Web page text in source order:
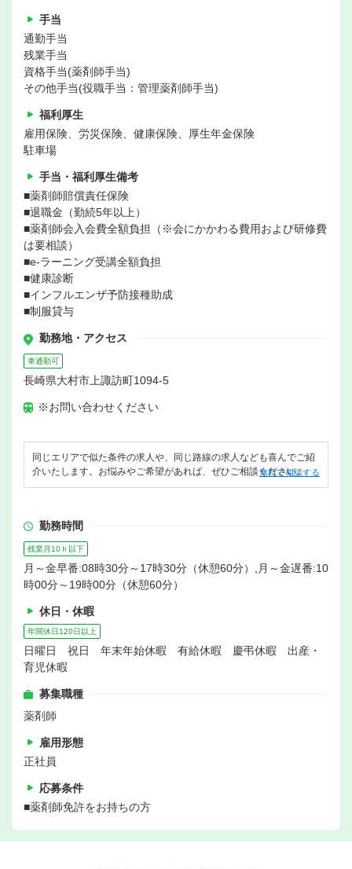
手当
通勤手当
残業手当
資格手当(薬剤師手当)
その他手当(役職手当：管理薬剤師手当)
福利厚生
雇用保険、労災保険、健康保険、厚生年金保険
駐車場
手当・福利厚生備考
■薬剤師賠償責任保険
■退職金（勤続5年以上）
■薬剤師会入会費全額負担（※会にかかわる費用および研修費
は要相談）
■e-ラーニング受講全額負担
■健康診断
■インフルエンザ予防接種助成
■制服貸与
勤務地・アクセス
車通勤可
長崎県大村市上諏訪町1094-5
※お問い合わせください
同じエリアで似た条件の求人や、同じ路線の求人なども喜んでご紹
介いたします。お悩みやご希望があれば、ぜひご相談ください。
無料で相談する
勤務時間
残業月10ｈ以下
月～金早番:08時30分～17時30分（休憩60分）,月～金遅番:10
時00分～19時00分（休憩60分）
休日・休暇
年間休日120日以上
日曜日 祝日 年末年始休暇 有給休暇 慶弔休暇 出産・
育児休暇
募集職種
薬剤師
雇用形態
正社員
応募条件
■薬剤師免許をお持ちの方